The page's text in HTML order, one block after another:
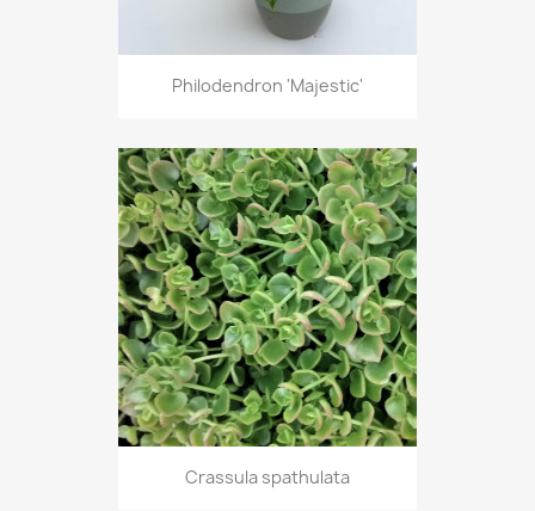
Philodendron 'Majestic'
Crassula spathulata